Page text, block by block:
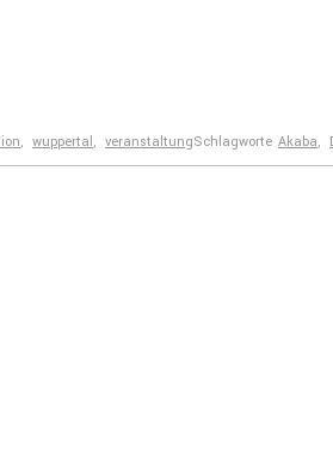
, wuppertal, veranstaltungSchlagworte Akaba,